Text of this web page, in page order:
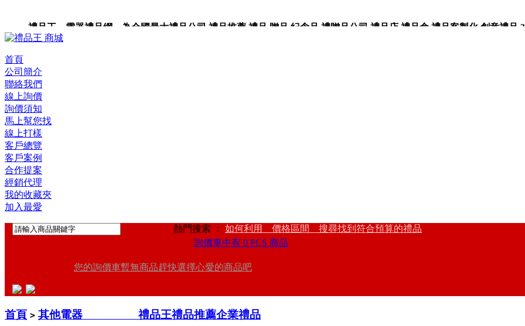
禮品王 電器禮品網 為全國最大禮品公司,禮品推薦,禮品,贈品,紀念品,禮贈品公司,禮品店,禮品盒,禮品客製化,創意禮品
首頁
公司簡介
聯絡我們
線上詢價
詢價須知
馬上幫您找
線上打樣
客戶總覽
客戶案例
合作提案
經銷代理
我的收藏夾
加入最愛
熱門搜索 ： 如何利用 價格區間 搜尋找到符合預算的禮品
詢價車中有 0 PCS 商品
您的詢價車暫無商品趕快選擇心愛的商品吧
首頁 > 其他電器 禮品王禮品推薦企業禮品